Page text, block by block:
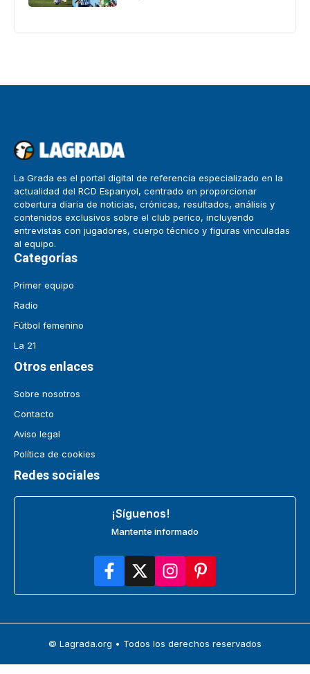
La Grada es el portal digital de referencia especializado en la
actualidad del RCD Espanyol, centrado en proporcionar
cobertura diaria de noticias, crónicas, resultados, análisis y
contenidos exclusivos sobre el club perico, incluyendo
entrevistas con jugadores, cuerpo técnico y figuras vinculadas
al equipo.
Categorías
Primer equipo
Radio
Fútbol femenino
La 21
Otros enlaces
Sobre nosotros
Contacto
Aviso legal
Política de cookies
Redes sociales
¡Síguenos!
Mantente informado
© Lagrada.org • Todos los derechos reservados